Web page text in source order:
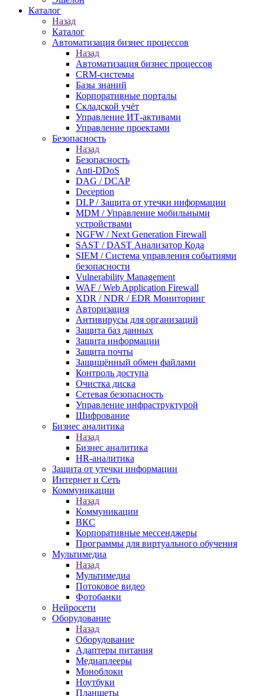
Каталог
Назад
Каталог
Автоматизация бизнес процессов
Назад
Автоматизация бизнес процессов
CRM-системы
Базы знаний
Корпоративные порталы
Складской учёт
Управление ИТ-активами
Управление проектами
Безопасность
Назад
Безопасность
Anti-DDoS
DAG / DCAP
Deception
DLP / Защита от утечки информации
MDM / Управление мобильными
устройствами
NGFW / Next Generation Firewall
SAST / DAST Анализатор Кода
SIEM / Система управления событиями
безопасности
Vulnerability Management
WAF / Web Application Firewall
XDR / NDR / EDR Мониторинг
Авторизация
Антивирусы для организаций
Защита баз данных
Защита информации
Защита почты
Защищённый обмен файлами
Контроль доступа
Очистка диска
Сетевая безопасность
Управление инфраструктурой
Шифрование
Бизнес аналитика
Назад
Бизнес аналитика
HR-аналитика
Защита от утечки информации
Интернет и Сеть
Коммуникации
Назад
Коммуникации
ВКС
Корпоративные мессенджеры
Программы для виртуального обучения
Мультимедиа
Назад
Мультимедиа
Потоковое видео
Фотобанки
Нейросети
Оборудование
Назад
Оборудование
Адаптеры питания
Медиаплееры
Моноблоки
Ноутбуки
Планшеты